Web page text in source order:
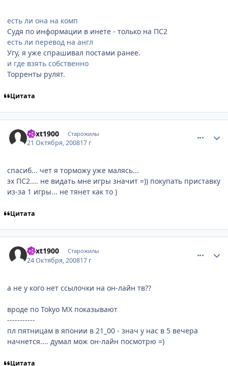
есть ли она на комп
Судя по информации в инете - только на ПС2
есть ли перевод на англ
Угу, я уже спрашивал постами ранее.
и где взять собственно
Торренты рулят.
Цитата
next1900 Старожилы
21 Октября, 200817 г
cпасиб... чет я торможу уже малясь...
эх ПС2.... не видать мне игры значит =)) покупать приставку
из-за 1 игры... не тянет как то )
Цитата
next1900 Старожилы
24 Октября, 200817 г
а не у кого нет ссылочки на он-лайн тв??
вроде по Tokyo MX показывают
-----------
пл пятницам в японии в 21_00 - знач у нас в 5 вечера
начнется.... думал мож он-лайн посмотрю =)
Цитата